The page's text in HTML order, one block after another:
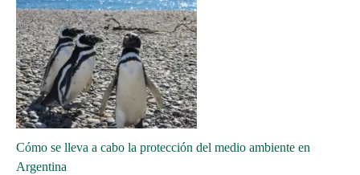
Cómo se lleva a cabo la protección del medio ambiente en
Argentina